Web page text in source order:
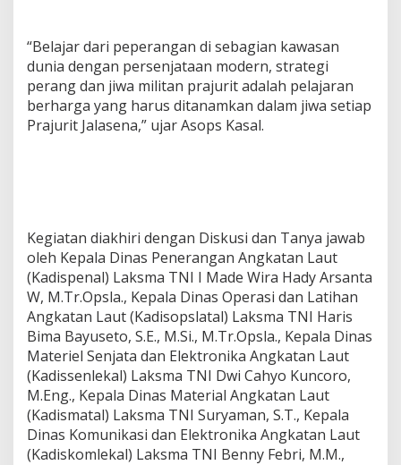
“Belajar dari peperangan di sebagian kawasan
dunia dengan persenjataan modern, strategi
perang dan jiwa militan prajurit adalah pelajaran
berharga yang harus ditanamkan dalam jiwa setiap
Prajurit Jalasena,” ujar Asops Kasal.
Kegiatan diakhiri dengan Diskusi dan Tanya jawab
oleh Kepala Dinas Penerangan Angkatan Laut
(Kadispenal) Laksma TNI I Made Wira Hady Arsanta
W, M.Tr.Opsla., Kepala Dinas Operasi dan Latihan
Angkatan Laut (Kadisopslatal) Laksma TNI Haris
Bima Bayuseto, S.E., M.Si., M.Tr.Opsla., Kepala Dinas
Materiel Senjata dan Elektronika Angkatan Laut
(Kadissenlekal) Laksma TNI Dwi Cahyo Kuncoro,
M.Eng., Kepala Dinas Material Angkatan Laut
(Kadismatal) Laksma TNI Suryaman, S.T., Kepala
Dinas Komunikasi dan Elektronika Angkatan Laut
(Kadiskomlekal) Laksma TNI Benny Febri, M.M.,